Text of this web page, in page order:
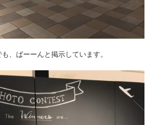
、ばーーんと掲示しています。